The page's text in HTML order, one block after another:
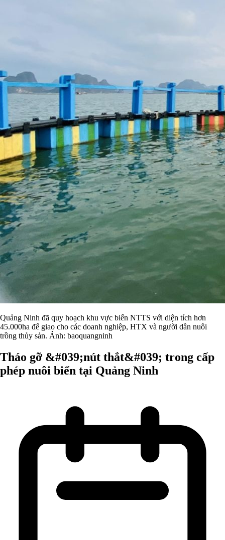
Quảng Ninh đã quy hoạch khu vực biển NTTS với diện tích hơn
45.000ha để giao cho các doanh nghiệp, HTX và người dân nuôi
trồng thủy sản. Ảnh: baoquangninh
Tháo gỡ &#039;nút thắt&#039; trong cấp
phép nuôi biển tại Quảng Ninh